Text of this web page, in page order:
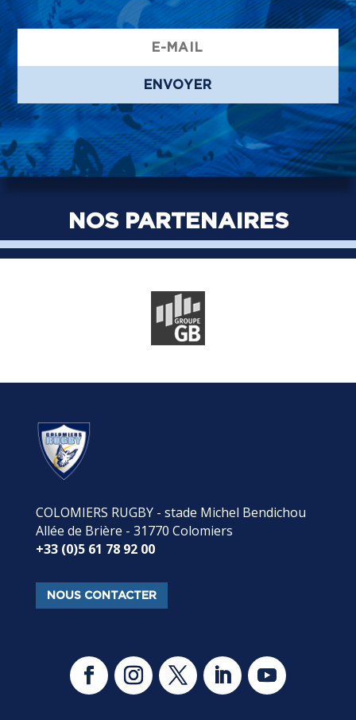
ENVOYER
NOS PARTENAIRES
COLOMIERS RUGBY - stade Michel Bendichou
Allée de Brière - 31770 Colomiers
+33 (0)5 61 78 92 00
NOUS CONTACTER